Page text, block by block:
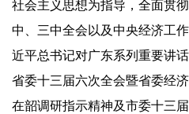
社会主义思想为指导，全面贯
中、三中全会以及中央经济工
近平总书记对广东系列重要讲
省委十三届六次全会暨省委经
在韶调研指示精神及市委十三